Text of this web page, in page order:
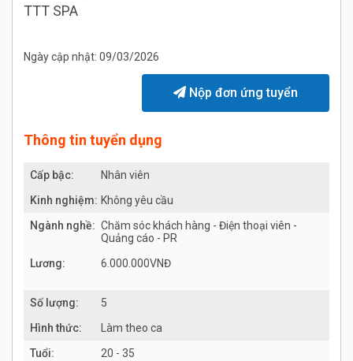
TTT SPA
Ngày cập nhật: 09/03/2026
Nộp đơn ứng tuyển
Thông tin tuyển dụng
Cấp bậc:
Nhân viên
Kinh nghiệm: Không yêu cầu
Ngành nghề: Chăm sóc khách hàng - Điện thoại viên -
Quảng cáo - PR
Lương:
6.000.000VNĐ
Số lượng:
5
Hình thức:
Làm theo ca
Tuổi:
20 - 35